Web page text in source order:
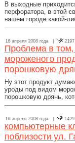
В выходные
перфоратора, в этой
нашем городе какой-
16 апреля 2008 года | 2197
Проблема в
мороженого
порошковую
Ну этот продукт
уроды под видом
порошковую дрянь,
16 апреля 2008 года | 1429
компьютерные
поблизости ул.